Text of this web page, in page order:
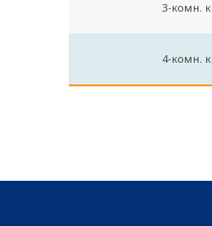
3-комн.
4-комн.